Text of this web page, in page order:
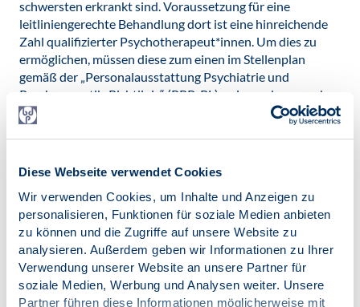
Diese Webseite verwendet Cookies
Wir verwenden Cookies, um Inhalte und Anzeigen zu
personalisieren, Funktionen für soziale Medien anbieten
zu können und die Zugriffe auf unsere Website zu
analysieren. Außerdem geben wir Informationen zu Ihrer
Verwendung unserer Website an unsere Partner für
soziale Medien, Werbung und Analysen weiter. Unsere
Partner führen diese Informationen möglicherweise mit
schwersten erkrankt sind. Voraussetzung für eine
leitliniengerechte Behandlung dort ist eine hinreichende
Zahl qualifizierter Psychotherapeut*innen. Um dies zu
ermöglichen, müssen diese zum einen im Stellenplan
gemäß der „Personalausstattung Psychiatrie und
Psychosomatik-Richtlinie“ (PPP-RL) zwingend vorgesehen
werden. Zum anderen müssten gerade für Regel- und
Akutstationen psychiatrischer Krankenhäuser die
angepasst werden, um eine leitliniengemäße Behandlung
30 Minuten psychotherapeutische Behandlung pro
Woche und pro Patient*in vorgesehen.
Effizienz steigern durch Vernetzung.
Die Versorgung psychisch erkrankter Menschen könnte
deutlich verbessert werden, wenn die verschiedenen